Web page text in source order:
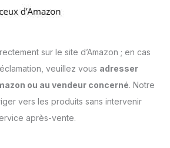
sur le site d’Amazon ; en cas
veuillez vous adresser
ou au vendeur concerné. Notre
vers les produits sans intervenir
après-vente.